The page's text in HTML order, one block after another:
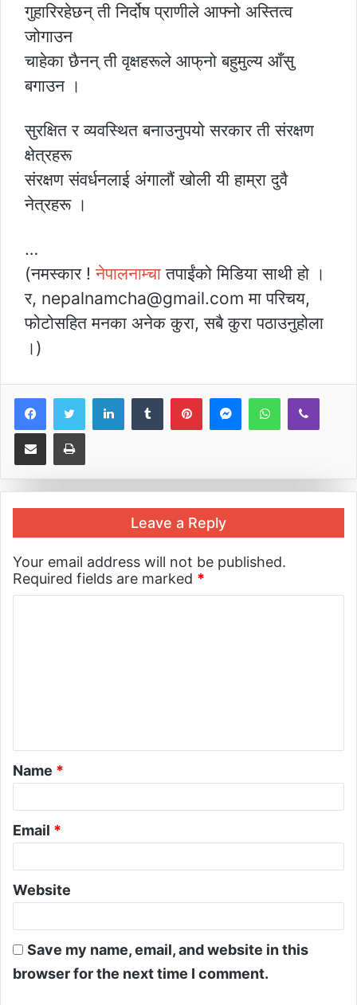
गुहारिरहेछन् ती निर्दोष प्राणीले आफ्नो अस्तित्व
जोगाउन
चाहेका छैनन् ती वृक्षहरूले आफ्‌नो बहुमुल्य आँसु
बगाउन ।
सुरक्षित र व्यवस्थित बनाउनुपयो सरकार ती संरक्षण
क्षेत्रहरू
संरक्षण संवर्धनलाई अंगालौं खोली यी हाम्रा दुवै
नेत्रहरू ।
…
(नमस्कार !नेपालनाम्चातपाईंको मिडिया साथी हो ।
र, nepalnamcha@gmail.com मा परिचय,
फोटोसहित मनका अनेक कुरा, सबै कुरा पठाउनुहोला
।)
LinkedInTumblrPinterestMessenger
WhatsApp
Viber
Share via EmailPrint
Leave a Reply
Your email address will not be published.
Required fields are marked *
Name *
Email *
Website
Save my name, email, and website in this
browser for the next time I comment.